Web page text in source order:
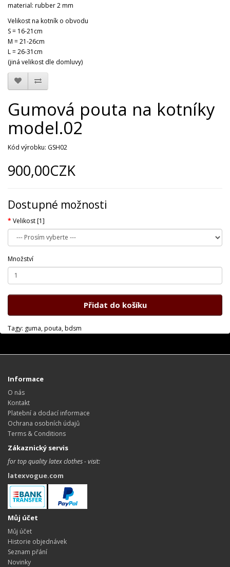
material: rubber 2 mm
Velikost na kotník o obvodu
S = 16-21cm
M = 21-26cm
L = 26-31cm
(jiná velikost dle domluvy)
Gumová pouta na kotníky
model.02
Kód výrobku: GSH02
900,00CZK
Dostupné možnosti
Velikost [1]
Množství
Přidat do košíku
Tagy: guma,pouta,bdsm
Informace
O nás
Kontakt
Platební a dodací informace
Ochrana osobních údajů
Terms & Conditions
Zákaznický servis
for top quality latex clothes - visit:
latexvogue.com
Můj účet
Můj účet
Historie objednávek
Seznam přání
Novinky